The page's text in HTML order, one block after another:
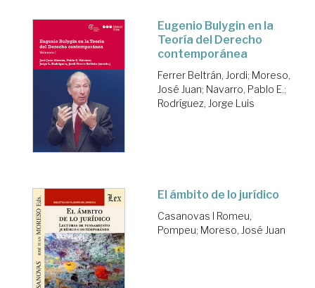
Eugenio Bulygin en la
Teoría del Derecho
contemporánea
Ferrer Beltrán, Jordi; Moreso,
José Juan; Navarro, Pablo E.;
Rodríguez, Jorge Luis
El ámbito de lo jurídico
Casanovas I Romeu,
Pompeu; Moreso, José Juan